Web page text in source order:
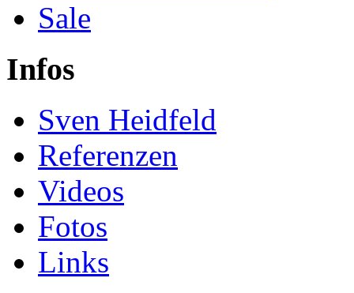
Sale
Infos
Sven Heidfeld
Referenzen
Videos
Fotos
Links